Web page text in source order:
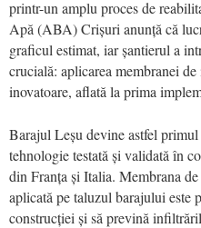
printr-un amplu proces de
Apă (ABA) Crișuri anunță că
graficul estimat, iar șantierul a
crucială: aplicarea membranei
inovatoare, aflată la prima
Barajul Leșu devine astfel
tehnologie testată și validată în
din Franța și Italia. Membrana
aplicată pe taluzul barajului este
construcției și să prevină